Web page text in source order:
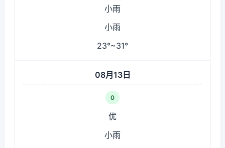
小雨
小雨
23°~31°
08月13日
0
优
小雨